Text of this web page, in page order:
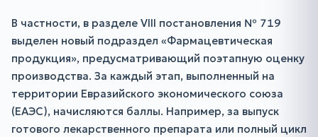
В частности, в разделе VIII постановления № 719
выделен новый подраздел «Фармацевтическая
продукция», предусматривающий поэтапную оценку
производства. За каждый этап, выполненный на
территории Евразийского экономического союза
(ЕАЭС), начисляются баллы. Например, за выпуск
готового лекарственного препарата или полный цикл